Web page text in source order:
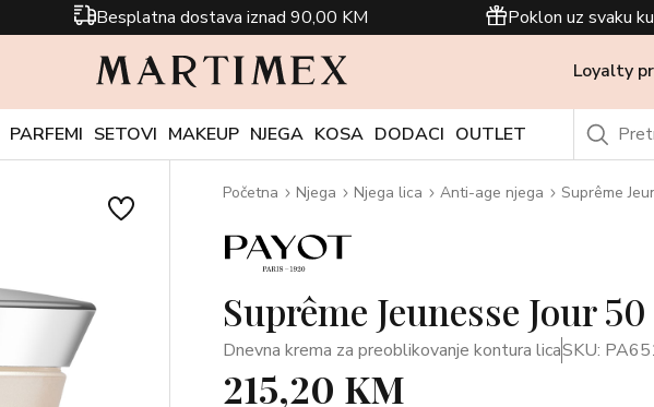
Besplatna dostava iznad 90,00 KM Poklon uz svaku
Loyalty
PARFEMI SETOVI MAKEUP NJEGA KOSA DODACI OUTLET
Početna Njega Njega lica Anti-age njega Suprême
Suprême Jeunesse Jour
Dnevna krema za preoblikovanje kontura licaSKU:
215,20 KM